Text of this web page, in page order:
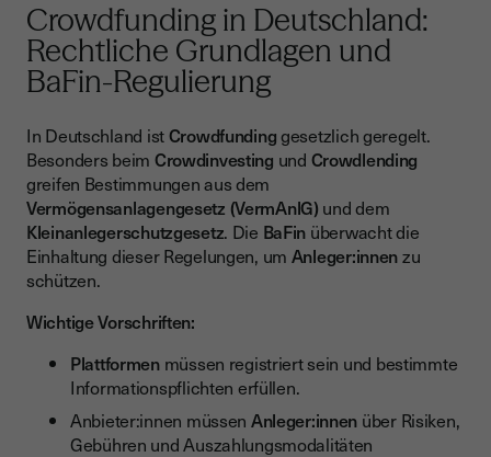
Crowdfunding in Deutschland:
Rechtliche Grundlagen und
BaFin-Regulierung
In Deutschland istCrowdfundinggesetzlich geregelt.
Besonders beim Crowdinvesting und Crowdlending
greifen Bestimmungen aus dem
Vermögensanlagengesetz (VermAnlG) und dem
Kleinanlegerschutzgesetz. Die BaFin überwacht die
Einhaltung dieser Regelungen, um Anleger:innenzu
schützen.
Wichtige Vorschriften:
Plattformenmüssen registriert sein und bestimmte
Informationspflichten erfüllen.
Anbieter:innen müssen Anleger:innen über Risiken,
Gebühren und Auszahlungsmodalitäten